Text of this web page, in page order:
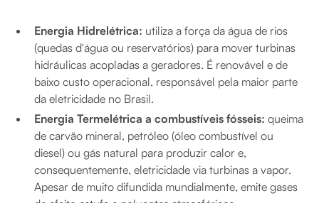
Energia Hidrelétrica: utiliza a força da água de rios
(quedas d'água ou reservatórios) para mover turbinas
hidráulicas acopladas a geradores. É renovável e de
baixo custo operacional, responsável pela maior parte
da eletricidade no Brasil.
Energia Termelétrica a combustíveis fósseis: queima
de carvão mineral, petróleo (óleo combustível ou
diesel) ou gás natural para produzir calor e,
consequentemente, eletricidade via turbinas a vapor.
Apesar de muito difundida mundialmente, emite gases